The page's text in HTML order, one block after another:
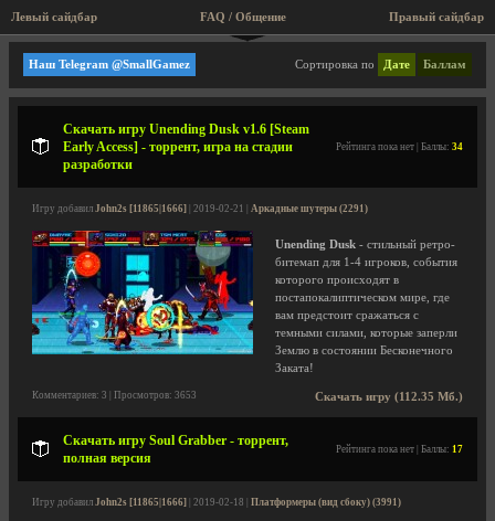
Левый сайдбар FAQ / Общение
Аркадные шутеры
Сортировка по Дате Баллам
Наш Telegram @SmallGamez
Скачать игру Unending Dusk v1.6 [Steam
Early Access] - торрент, игра на стадии
разработки
Рейтинга пока нет | Баллы: 34
Игру добавил John2s [11865|1666] | 2019-02-21 | Аркадные шутеры (2291)
Unending Dusk - стильный ретро-
битемап для 1-4 игроков, события
которого происходят в
постапокалиптическом мире, где
вам предстоит сражаться с
темными силами, которые заперли
Землю в состоянии Бесконечного
Заката!
Скачать игру (112.35 Мб.)
Комментариев: 3 | Просмотров: 3653
Скачать игру Soul Grabber - торрент,
полная версия
Рейтинга пока нет | Баллы: 17
Игру добавил John2s [11865|1666] | 2019-02-18 | Платформеры (вид сбоку) (3991)